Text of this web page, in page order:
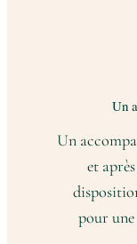
Un
Un
et
pour